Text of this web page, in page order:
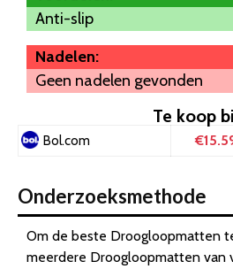
Anti-slip
Nadelen:
Geen nadelen gevonden
Te koop
Bol.com
Onderzoeksmethode
Om de beste Droogloopmatten
meerdere Droogloopmatten van